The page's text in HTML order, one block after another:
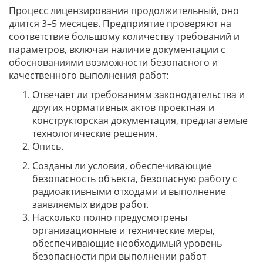
Процесс лицензирования продолжительный, оно
длится 3–5 месяцев. Предприятие проверяют на
соответствие большому количеству требований и
параметров, включая наличие документации с
обоснованиями возможности безопасного и
качественного выполнения работ:
Отвечает ли требованиям законодательства и
других нормативных актов проектная и
конструкторская документация, предлагаемые
технологические решения.
Опись.
Созданы ли условия, обеспечивающие
безопасность объекта, безопасную работу с
радиоактивными отходами и выполнение
заявляемых видов работ.
Насколько полно предусмотрены
организационные и технические меры,
обеспечивающие необходимый уровень
безопасности при выполнении работ